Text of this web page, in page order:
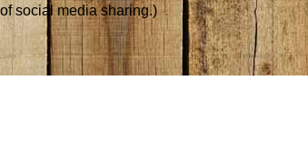
social media sharing.)